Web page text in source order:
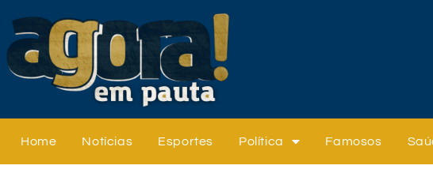
Home Notícias Esportes Política Famosos